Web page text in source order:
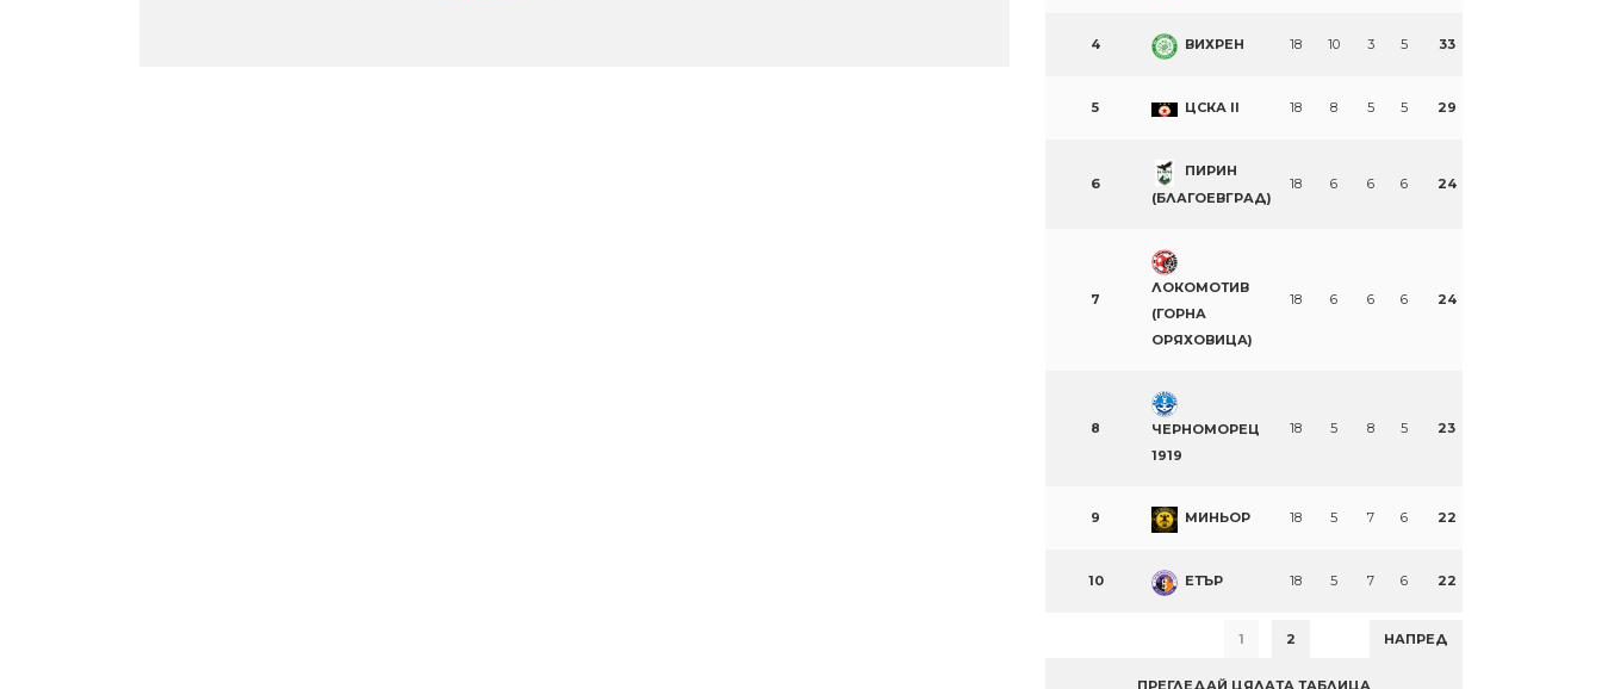
4 ВИХРЕН 18 10 3 5 33
5 ЦСКА II 18 8 5 5 29
6
ПИРИН
(БЛАГОЕВГРАД)
18 6 6 6 24
7
ЛОКОМОТИВ
(ГОРНА
ОРЯХОВИЦА)
18 6 6 6 24
8
ЧЕРНОМОРЕЦ
1919
18 5 8 5 23
9 МИНЬОР 18 5 7 6 22
10 ЕТЪР 18 5 7 6 22
1 2 НАПРЕД
ПРЕГЛЕДАЙ ЦЯЛАТА ТАБЛИЦА